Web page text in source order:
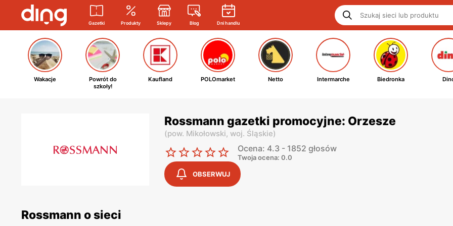
Gazetki Produkty Sklepy Blog Dni handlu
Wakacje
Powrót do
szkoły!
Kaufland POLOmarket Netto Intermarche Biedronka
Rossmann gazetki promocyjne: Orzesze
(pow. Mikołowski, woj. Śląskie)
Ocena: 4.3 - 1852 głosów
Twoja ocena: 0.0
OBSERWUJ
Rossmann o sieci